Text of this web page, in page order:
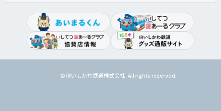
© IRいしかわ鉄道株式会社. All rights reserved.